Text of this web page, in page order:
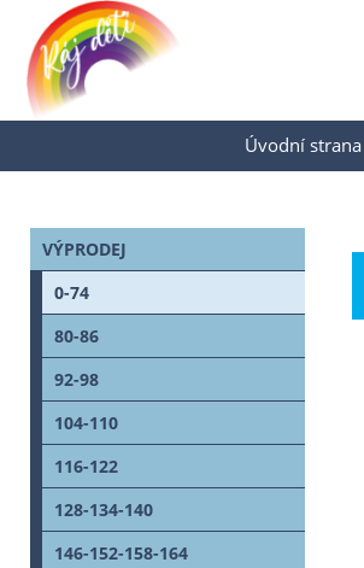
Úvodní strana
VÝPRODEJ
0-74
80-86
92-98
104-110
116-122
128-134-140
146-152-158-164